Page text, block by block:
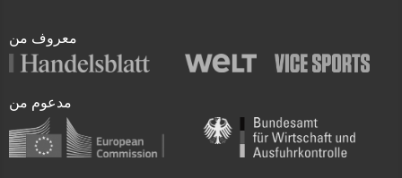
معروف من
مدعوم من